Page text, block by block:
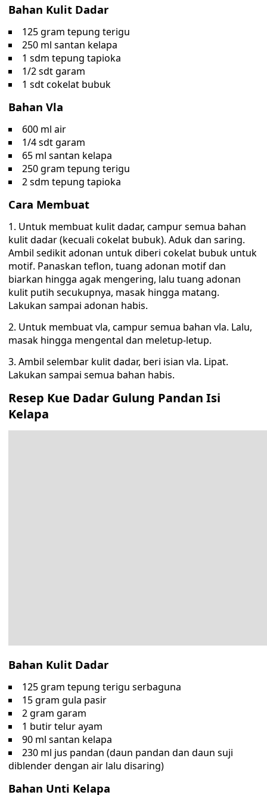
Bahan Kulit Dadar
125 gram tepung terigu
250 ml santan kelapa
1 sdm tepung tapioka
1/2 sdt garam
1 sdt cokelat bubuk
Bahan Vla
600 ml air
1/4 sdt garam
65 ml santan kelapa
250 gram tepung terigu
2 sdm tepung tapioka
Cara Membuat
1. Untuk membuat kulit dadar, campur semua bahan
kulit dadar (kecuali cokelat bubuk). Aduk dan saring.
Ambil sedikit adonan untuk diberi cokelat bubuk untuk
motif. Panaskan teflon, tuang adonan motif dan
biarkan hingga agak mengering, lalu tuang adonan
kulit putih secukupnya, masak hingga matang.
Lakukan sampai adonan habis.
2. Untuk membuat vla, campur semua bahan vla. Lalu,
masak hingga mengental dan meletup-letup.
3. Ambil selembar kulit dadar, beri isian vla. Lipat.
Lakukan sampai semua bahan habis.
Resep Kue Dadar Gulung Pandan Isi
Kelapa
Bahan Kulit Dadar
125 gram tepung terigu serbaguna
15 gram gula pasir
2 gram garam
1 butir telur ayam
90 ml santan kelapa
230 ml jus pandan (daun pandan dan daun suji
diblender dengan air lalu disaring)
Bahan Unti Kelapa